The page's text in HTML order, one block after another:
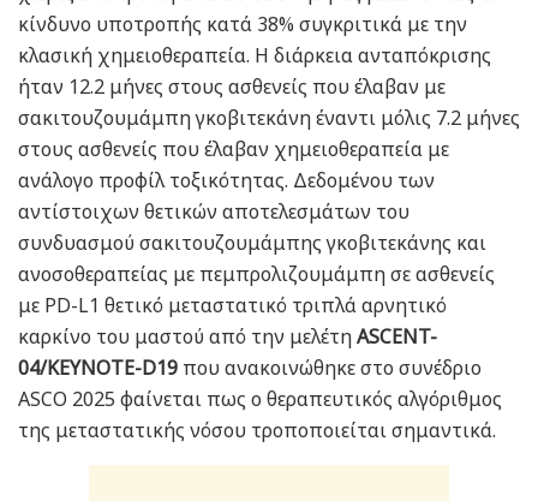
κίνδυνο υποτροπής κατά 38% συγκριτικά με την
κλασική χημειοθεραπεία. Η διάρκεια ανταπόκρισης
ήταν 12.2 μήνες στους ασθενείς που έλαβαν με
σακιτουζουμάμπη γκοβιτεκάνη έναντι μόλις 7.2 μήνες
στους ασθενείς που έλαβαν χημειοθεραπεία με
ανάλογο προφίλ τοξικότητας. Δεδομένου των
αντίστοιχων θετικών αποτελεσμάτων του
συνδυασμού σακιτουζουμάμπης γκοβιτεκάνης και
ανοσοθεραπείας με πεμπρολιζουμάμπη σε ασθενείς
με PD-L1 θετικό μεταστατικό τριπλά αρνητικό
καρκίνο του μαστού από την μελέτηASCENT-
04/KEYNOTE-D19 που ανακοινώθηκε στο συνέδριο
ASCO 2025 φαίνεται πως ο θεραπευτικός αλγόριθμος
της μεταστατικής νόσου τροποποιείται σημαντικά.